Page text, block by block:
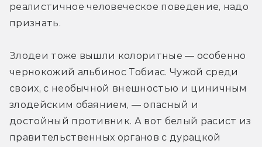
реалистичное человеческое поведение, надо
признать.
Злодеи тоже вышли колоритные — особенно
чернокожий альбинос Тобиас. Чужой среди
своих, с необычной внешностью и циничным
злодейским обаянием, — опасный и
достойный противник. А вот белый расист из
правительственных органов с дурацкой